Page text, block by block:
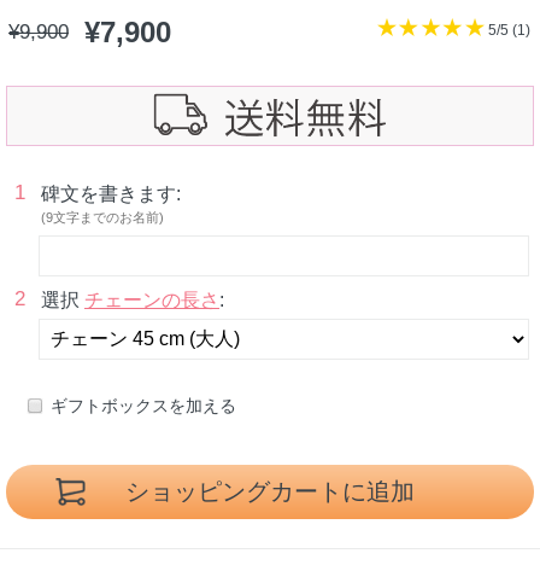
¥9,900 ¥7,900 5/5 (1)
1 碑文を書きます:
(9文字までのお名前)
2 選択 チェーンの長さ :
ギフトボックスを加える